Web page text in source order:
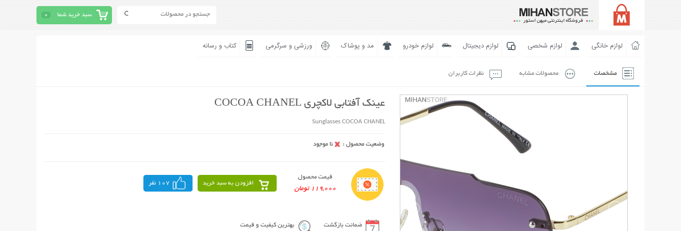
سبد خرید شما 0
لوازم خانگی لوازم شخصی لوازم دیجیتال لوازم خودرو مد و پوشاک ورزشی و سرگرمی کتاب و رسانه
مشخصات محصولات مشابه نظرات کاربران
عینک آفتابی لاکچری COCOA CHANEL
Sunglasses COCOA CHANEL
قیمت محصول
119,000 تومان
افزودن به سبد خرید 107 نفر
ضمانت بازگشت بهترین کیفیت و قیمت